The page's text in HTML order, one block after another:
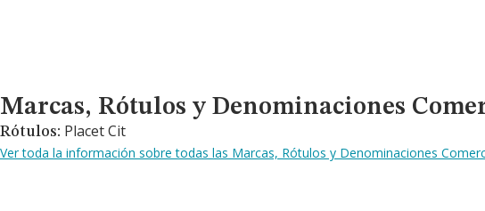
Marcas, Rótulos y Denominaciones Comerciales
Marcas, Rótulos y Denominaciones
Rótulos: Placet Cit
Ver toda la información sobre todas las Marcas, Rótulos y Denominaciones